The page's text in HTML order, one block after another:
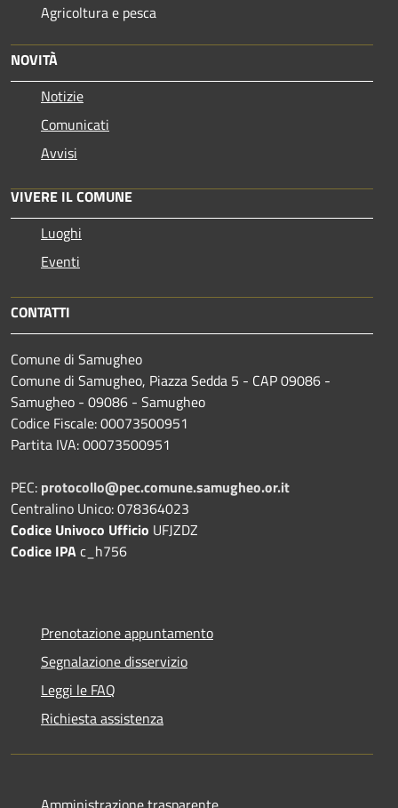
Agricoltura e pesca
NOVITÀ
Notizie
Comunicati
Avvisi
VIVERE IL COMUNE
Luoghi
Eventi
CONTATTI
Comune di Samugheo
Comune di Samugheo, Piazza Sedda 5 - CAP 09086 -
Samugheo - 09086 - Samugheo
Codice Fiscale: 00073500951
Partita IVA: 00073500951
PEC: protocollo@pec.comune.samugheo.or.it
Centralino Unico: 078364023
Codice Univoco Ufficio UFJZDZ
Codice IPAc_h756
Prenotazione appuntamento
Segnalazione disservizio
Leggi le FAQ
Richiesta assistenza